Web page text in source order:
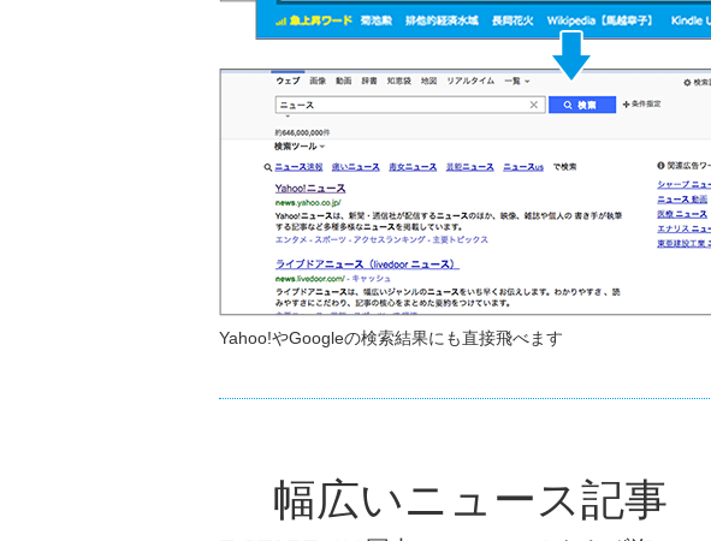
Yahoo!やGoogleの検索結果にも直接飛べます
幅広いニュース記事